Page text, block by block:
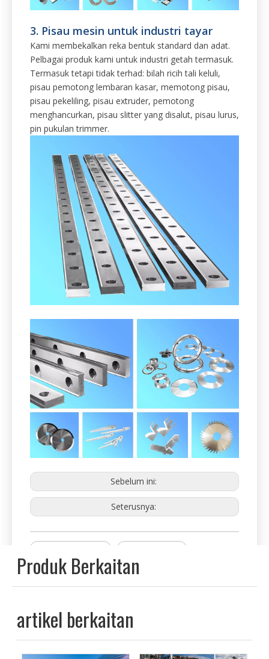
2. Shredder Crusher Granulator Pisau
untuk Industri Kitar Semula
Kami menyokong industri kitar semula dengan bilah
dan sistem yang cekap.
Termasuk tetapi tidak terhad: Fly dan pisau pisau,
bilah pencincang, pisau penghancur, pisau pemotong,
pisau pemutar dan stator, dll.